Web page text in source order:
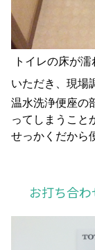
トイレの床が
いただき、現場
温水洗浄便座の
ってしまうこと
せっかくだから
お打ち合わ